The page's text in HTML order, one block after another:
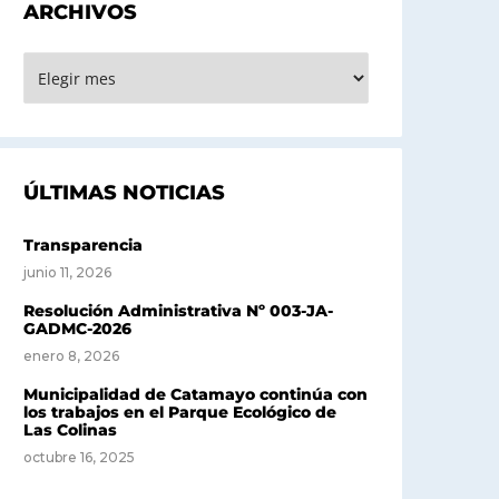
ARCHIVOS
ÚLTIMAS NOTICIAS
Transparencia
junio 11, 2026
Resolución Administrativa Nº 003-JA-
GADMC-2026
enero 8, 2026
Municipalidad de Catamayo continúa con
los trabajos en el Parque Ecológico de
Las Colinas
octubre 16, 2025